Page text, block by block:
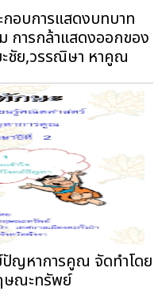
กอบการแสดงบทบาท
การกล้าแสดงออกของ
ะชัย,วรรณิษา หาคูณ
ญหาการคูณ จัดทำโดย
ษณะทรัพย์